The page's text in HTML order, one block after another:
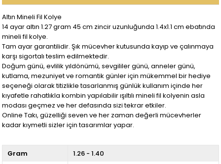
Altın Mineli Fil Kolye
14 ayar altın 1.27 gram 45 cm zincir uzunluğunda 1.4x1.1 cm ebatında
mineli fil kolye.
Tam ayar garantilidir. Şık mücevher kutusunda kayıp ve çalınmaya
karşı sigortalı teslim edilmektedir.
Doğum günü, evlilik yıldönümü, sevgililer günü, anneler günü,
kutlama, mezuniyet ve romantik günler için mükemmel bir hediye
seçeneği olarak titizlikle tasarlanmış günlük kullanım içinde her
kıyafetle rahatlıkla kombin yapılabilir ışıltılı mineli fil kolyenin asla
modası geçmez ve her defasında sizi tekrar etkiler.
Online Takı, güzelliği seven ve her zaman değerli mücevherler
kadar kıymetli sizler için tasarımlar yapar.
Gram
1.26 - 1.40